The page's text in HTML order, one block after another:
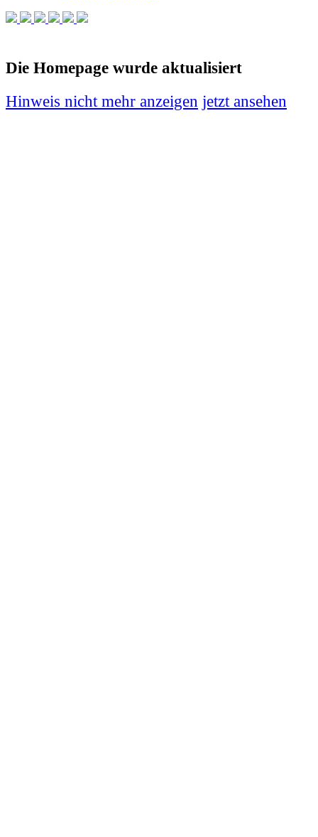
Die Homepage wurde aktualisiert
Hinweis nicht mehr anzeigen jetzt ansehen